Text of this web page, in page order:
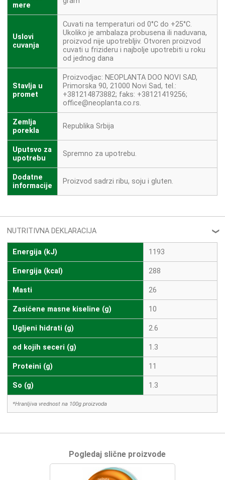
mere
Uslovi
cuvanja
Cuvati na temperaturi od 0°C do +25°C.
Ukoliko je ambalaza probusena ili naduvana,
proizvod nije upotrebljiv. Otvoren proizvod
cuvati u frizideru i najbolje upotrebiti u roku
od jednog dana
Stavlja u
promet
Proizvodjac: NEOPLANTA DOO NOVI SAD,
Primorska 90, 21000 Novi Sad, tel.:
+381214873882; faks: +38121419256;
office@neoplanta.co.rs.
Zemlja
porekla
Republika Srbija
Uputsvo za
upotrebu
Spremno za upotrebu.
Dodatne
informacije
Proizvod sadrzi ribu, soju i gluten.
NUTRITIVNA DEKLARACIJA ❮
Energija (kJ) 1193
Energija (kcal) 288
Masti 26
Zasićene masne kiseline (g) 10
Ugljeni hidrati (g) 2.6
od kojih seceri (g) 1.3
Proteini (g) 11
So (g) 1.3
*Hranljiva vrednost na 100g proizvoda
Pogledaj slične proizvode